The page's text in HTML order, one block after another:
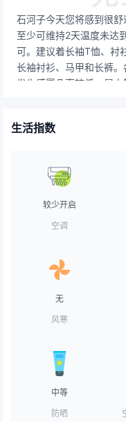
石河子今天您将感到很舒
至少可维持2天温度未达
可。建议着长袖T恤、衬
长袖衬衫、马甲和长裤。
发生感冒几率较低。属
象条件良好，车辆可以正
垂钓，愿您度过愉快的
天，不用担心中暑的困
生活指数
较少开启
空调
无
风寒
中等
防晒